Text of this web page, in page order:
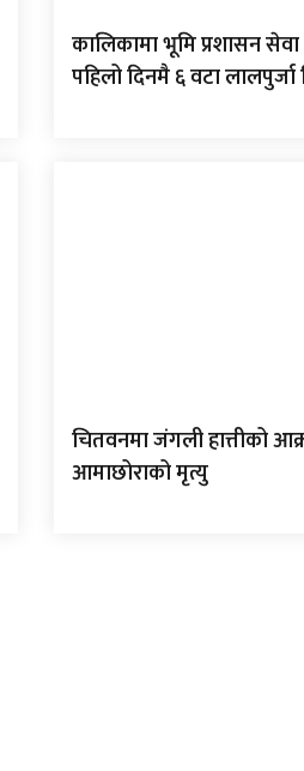
कालिकामा भूमि प्रशासन
पहिलो दिनमै ६ वटा
चितवनमा जंगली हात्तीको
आमाछोराको मृत्यु